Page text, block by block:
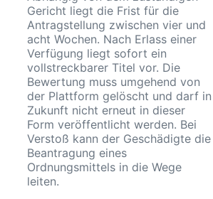
Gericht liegt die Frist für die
Antragstellung zwischen vier und
acht Wochen. Nach Erlass einer
Verfügung liegt sofort ein
vollstreckbarer Titel vor. Die
Bewertung muss umgehend von
der Plattform gelöscht und darf in
Zukunft nicht erneut in dieser
Form veröffentlicht werden. Bei
Verstoß kann der Geschädigte die
Beantragung eines
Ordnungsmittels in die Wege
leiten.